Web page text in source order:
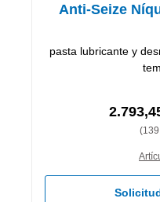
Anti-Seize
pasta lubricante y